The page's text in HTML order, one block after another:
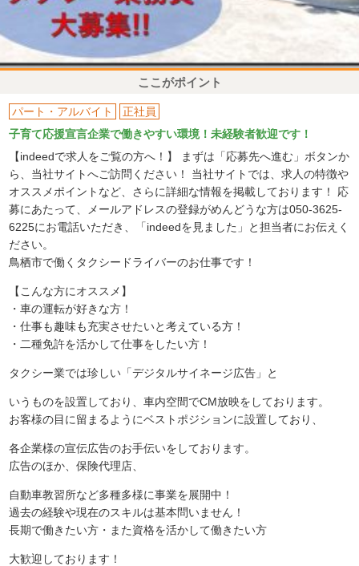
ここがポイント
パート・アルバイト
正社員
子育て応援宣言企業で働きやすい環境！未経験者歓迎です！
【indeedで求人をご覧の方へ！】 まずは「応募先へ進む」ボタンか
ら、当社サイトへご訪問ください！ 当社サイトでは、求人の特徴や
オススメポイントなど、さらに詳細な情報を掲載しております！ 応
募にあたって、メールアドレスの登録がめんどうな方は050-3625-
6225にお電話いただき、「indeedを見ました」と担当者にお伝えく
ださい。
鳥栖市で働くタクシードライバーのお仕事です！
【こんな方にオススメ】
・車の運転が好きな方！
・仕事も趣味も充実させたいと考えている方！
・二種免許を活かして仕事をしたい方！
タクシー業では珍しい「デジタルサイネージ広告」と
いうものを設置しており、車内空間でCM放映をしております。
お客様の目に留まるようにベストポジションに設置しており、
各企業様の宣伝広告のお手伝いをしております。
広告のほか、保険代理店、
自動車教習所など多種多様に事業を展開中！
過去の経験や現在のスキルは基本問いません！
長期で働きたい方・また資格を活かして働きたい方
大歓迎しております！